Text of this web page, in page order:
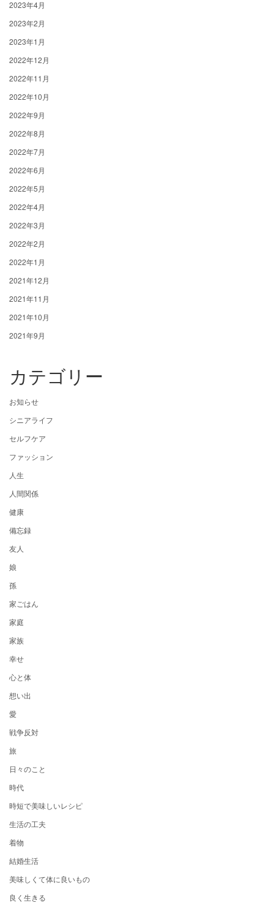
2023年4月
2023年2月
2023年1月
2022年12月
2022年11月
2022年10月
2022年9月
2022年8月
2022年7月
2022年6月
2022年5月
2022年4月
2022年3月
2022年2月
2022年1月
2021年12月
2021年11月
2021年10月
2021年9月
カテゴリー
お知らせ
シニアライフ
セルフケア
ファッション
人生
人間関係
健康
備忘録
友人
娘
孫
家ごはん
家庭
家族
幸せ
心と体
想い出
愛
戦争反対
旅
日々のこと
時代
時短で美味しいレシピ
生活の工夫
着物
結婚生活
美味しくて体に良いもの
良く生きる